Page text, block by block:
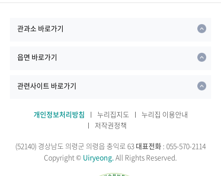
관과소 바로가기
읍면 바로가기
관련사이트 바로가기
개인정보처리방침 누리집지도
누리집 이용안내
저작권정책
(52140) 경상남도 의령군 의령읍 충익로 63 대표전화 : 055-570-2114
Copyright © Uiryeong. All Rights Reserved.